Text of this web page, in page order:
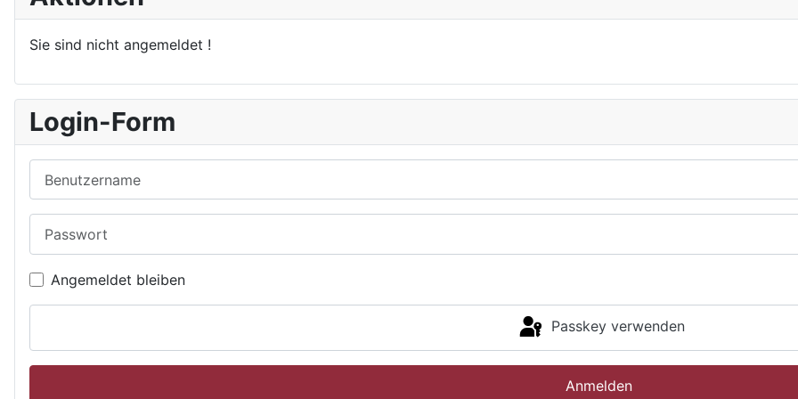
Sie sind nicht angemeldet !
Login-Form
Angemeldet bleiben
Passkey verwenden
Anmelden